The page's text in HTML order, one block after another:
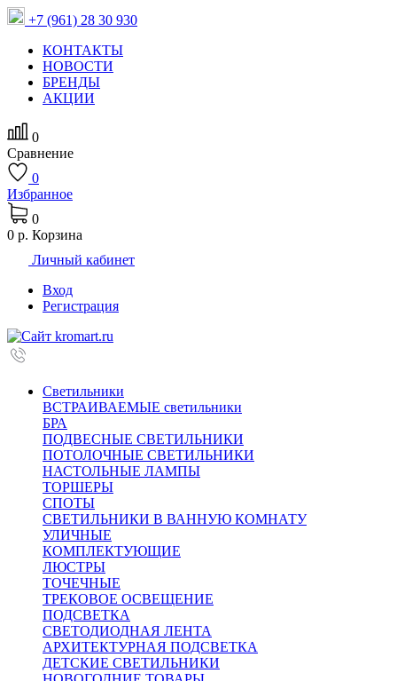
+7 (961) 28 30 930
КОНТАКТЫ
НОВОСТИ
БРЕНДЫ
АКЦИИ
0
Сравнение
0
Избранное
0
0 р. Корзина
Личный кабинет
Вход
Регистрация
Светильники
ВСТРАИВАЕМЫЕ светильники
БРА
ПОДВЕСНЫЕ СВЕТИЛЬНИКИ
ПОТОЛОЧНЫЕ СВЕТИЛЬНИКИ
НАСТОЛЬНЫЕ ЛАМПЫ
ТОРШЕРЫ
СПОТЫ
СВЕТИЛЬНИКИ В ВАННУЮ КОМНАТУ
УЛИЧНЫЕ
КОМПЛЕКТУЮЩИЕ
ЛЮСТРЫ
ТОЧЕЧНЫЕ
ТРЕКОВОЕ ОСВЕЩЕНИЕ
ПОДСВЕТКА
СВЕТОДИОДНАЯ ЛЕНТА
АРХИТЕКТУРНАЯ ПОДСВЕТКА
ДЕТСКИЕ СВЕТИЛЬНИКИ